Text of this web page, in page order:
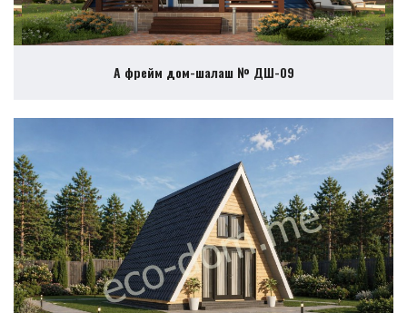
А фрейм дом-шалаш № ДШ-09